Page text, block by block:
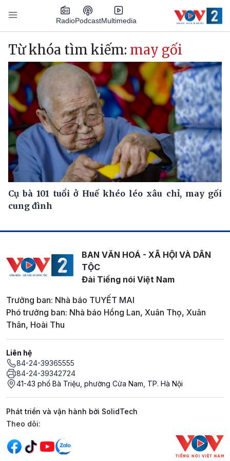
Nhảy đến nội dung
RadioPodcastMultimedia
Main navigation
Từ khóa tìm kiếm: may gối
Cụ bà 101 tuổi ở Huế khéo léo xâu chỉ, may gối
cung đình
BAN VĂN HOÁ - XÃ HỘI VÀ DÂN
TỘC
Đài Tiếng nói Việt Nam
Trưởng ban: Nhà báo TUYẾT MAI
Phó trưởng ban: Nhà báo Hồng Lan, Xuân Thọ, Xuân
Thân, Hoài Thu
Liên hệ
84-24-39365555
84-24-39342724
41-43 phố Bà Triệu, phường Cửa Nam, TP. Hà Nội
Phát triển và vận hành bởi SolidTech
Mạng xã hội
Theo dõi: